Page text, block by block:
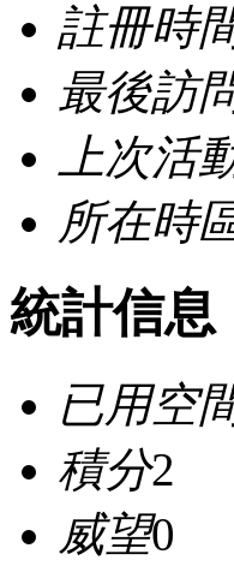
註冊時
最後訪
上次活
所在時
統計信息
已用空
積分2
威望0